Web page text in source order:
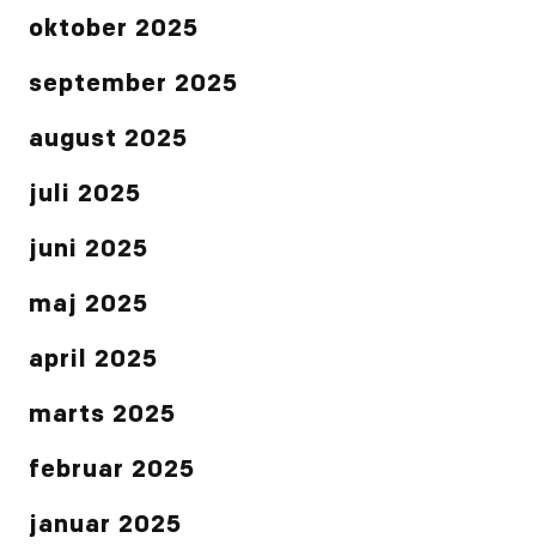
oktober 2025
september 2025
august 2025
juli 2025
juni 2025
maj 2025
april 2025
marts 2025
februar 2025
januar 2025